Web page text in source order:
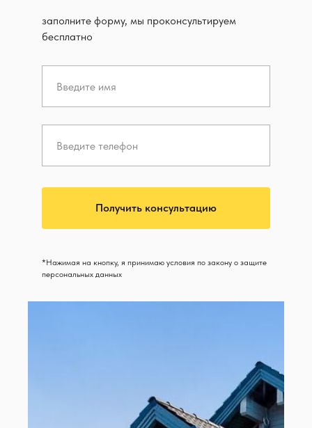
заполните форму, мы проконсультируем
бесплатно
Получить консультацию
*Нажимая на кнопку, я принимаю условия по закону о защите
персональных данных